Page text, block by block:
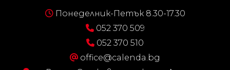
Понеделник-Петък 8.30-17.30
052 370 509
052 370 510
office@calenda.bg